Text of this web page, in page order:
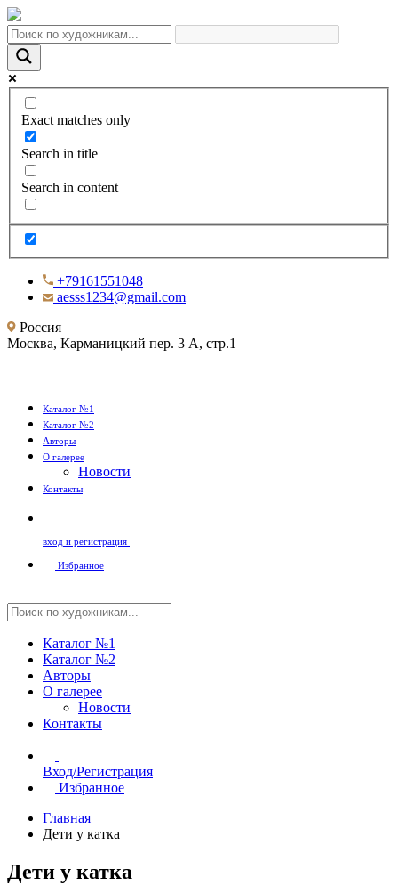
Exact matches only
Search in title
Search in content
+79161551048
aesss1234@gmail.com
Россия
Москва, Карманицкий пер. 3 А, стр.1
Каталог №1
Каталог №2
Авторы
О галерее
Новости
Контакты
вход и регистрация
Избранное
Каталог №1
Каталог №2
Авторы
О галерее
Новости
Контакты
Вход/Регистрация
Избранное
Главная
Дети у катка
Дети у катка